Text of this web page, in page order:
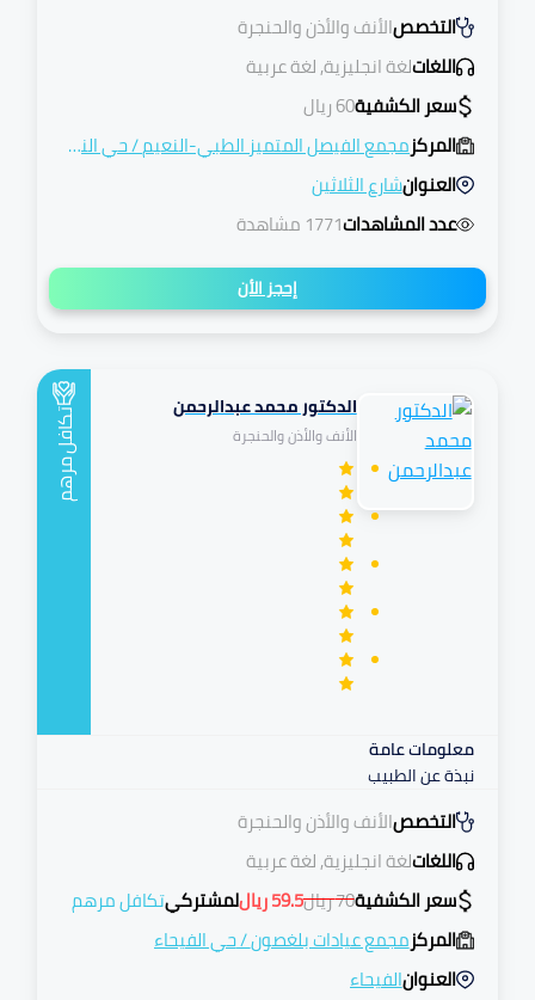
التخصصالأنف والأذن والحنجرة
اللغاتلغة انجليزية, لغة عربية
سعر الكشفية60ريال
المركزمجمع الفيصل المتميز الطبي-النعيم/حي النعيم
العنوانشارع الثلاثين
عدد المشاهدات1771 مشاهدة
إحجز الأن
الدكتور محمد عبدالرحمن
الأنف والأذن والحنجرة تكافل
مرهم
معلومات عامة
نبذة عن الطبيب
التخصصالأنف والأذن والحنجرة
اللغاتلغة انجليزية, لغة عربية
سعر الكشفية70ريال59.5رياللمشتركيتكافل مرهم
المركزمجمع عيادات بلغصون/حي الفيحاء
العنوانالفيحاء